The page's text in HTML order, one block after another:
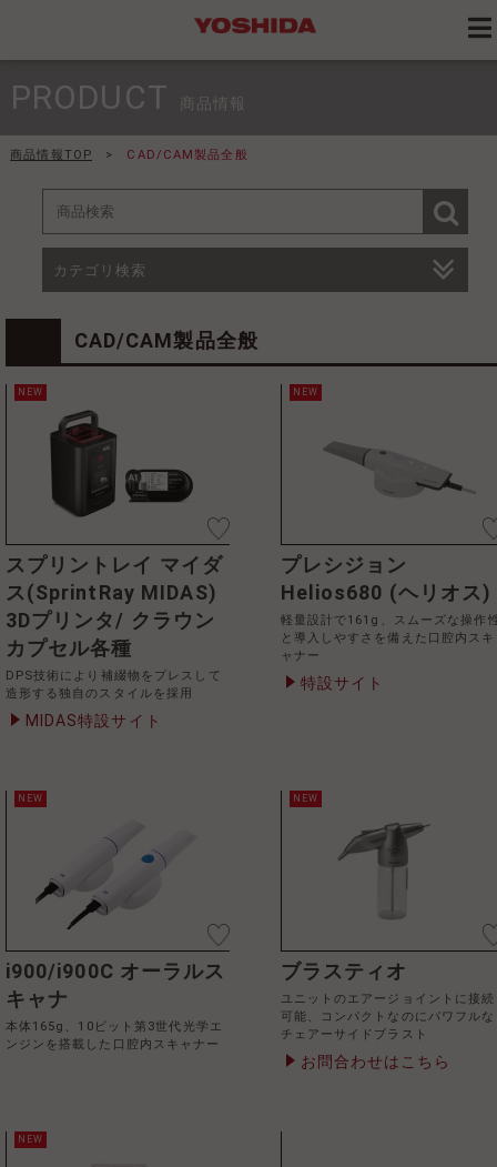
PRODUCT 商品情報
商品情報TOP > CAD/CAM製品全般
カテゴリ検索
CAD/CAM製品全般
NEW
スプリントレイ マイダ
ス(SprintRay MIDAS)
3Dプリンタ/ クラウン
カプセル各種
DPS技術により補綴物をプレスして
造形する独自のスタイルを採用
MIDAS特設サイト
NEW
プレシジョン
Helios680 (ヘリオス)
軽量設計で161g、スムーズな操作
と導入しやすさを備えた口腔内スキ
ャナー
特設サイト
NEW
i900/i900C オーラルス
キャナ
本体165g、10ビット第3世代光学エ
ンジンを搭載した口腔内スキャナー
NEW
ブラスティオ
ユニットのエアージョイントに接続
可能、コンパクトなのにパワフルな
チェアーサイドブラスト
お問合わせはこちら
NEW